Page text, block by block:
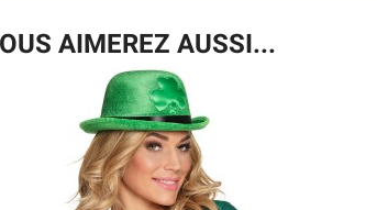
AIMEREZ AUSSI...